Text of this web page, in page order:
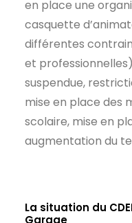
en place une
casquette
différentes
et
suspendue,
mise en place des
scolaire, mise en
augmentation du
La situation du
Garage